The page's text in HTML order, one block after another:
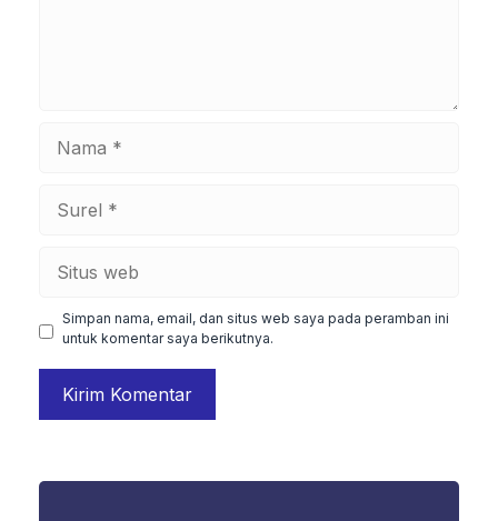
Simpan nama, email, dan situs web saya pada peramban ini
untuk komentar saya berikutnya.